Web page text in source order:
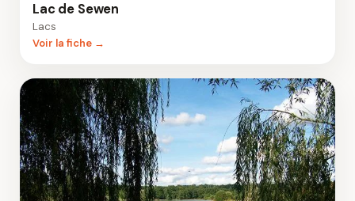
Lac de Sewen
Lacs
Voir la fiche →